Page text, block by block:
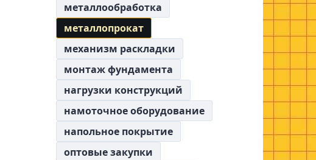
металлообработка
металлопрокат
механизм раскладки
монтаж фундамента
нагрузки конструкций
намоточное оборудование
напольное покрытие
оптовые закупки